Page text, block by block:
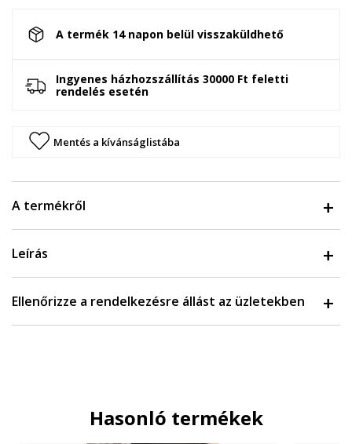
A termék 14 napon belül visszaküldhető
Ingyenes házhozszállítás 30000 Ft feletti
rendelés esetén
Mentés a kívánságlistába
A termékről
Leírás
Ellenőrizze a rendelkezésre állást az üzletekben
Hasonló termékek